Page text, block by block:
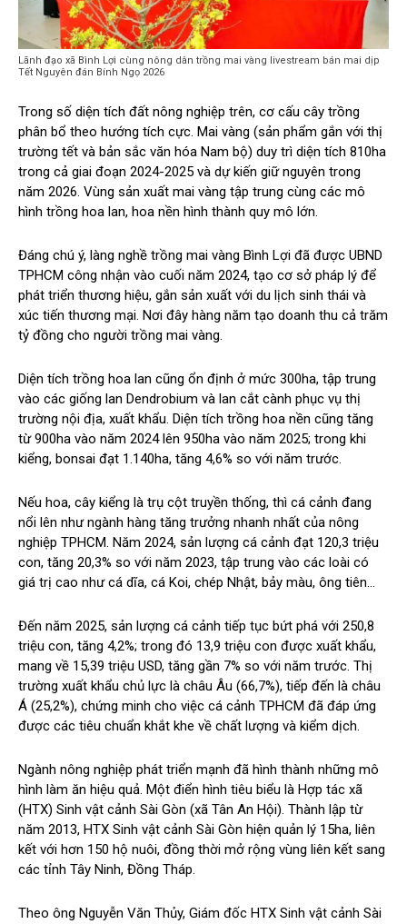
Lãnh đạo xã Bình Lợi cùng nông dân trồng mai vàng livestream bán mai dịp
Tết Nguyên đán Bính Ngọ 2026
Trong số diện tích đất nông nghiệp trên, cơ cấu cây trồng
phân bổ theo hướng tích cực. Mai vàng (sản phẩm gắn với thị
trường tết và bản sắc văn hóa Nam bộ) duy trì diện tích 810ha
trong cả giai đoạn 2024-2025 và dự kiến giữ nguyên trong
năm 2026. Vùng sản xuất mai vàng tập trung cùng các mô
hình trồng hoa lan, hoa nền hình thành quy mô lớn.
Đáng chú ý, làng nghề trồng mai vàng Bình Lợi đã được UBND
TPHCM công nhận vào cuối năm 2024, tạo cơ sở pháp lý để
phát triển thương hiệu, gắn sản xuất với du lịch sinh thái và
xúc tiến thương mại. Nơi đây hàng năm tạo doanh thu cả trăm
tỷ đồng cho người trồng mai vàng.
Diện tích trồng hoa lan cũng ổn định ở mức 300ha, tập trung
vào các giống lan Dendrobium và lan cắt cành phục vụ thị
trường nội địa, xuất khẩu. Diện tích trồng hoa nền cũng tăng
từ 900ha vào năm 2024 lên 950ha vào năm 2025; trong khi
kiểng, bonsai đạt 1.140ha, tăng 4,6% so với năm trước.
Nếu hoa, cây kiểng là trụ cột truyền thống, thì cá cảnh đang
nổi lên như ngành hàng tăng trưởng nhanh nhất của nông
nghiệp TPHCM. Năm 2024, sản lượng cá cảnh đạt 120,3 triệu
con, tăng 20,3% so với năm 2023, tập trung vào các loài có
giá trị cao như cá dĩa, cá Koi, chép Nhật, bảy màu, ông tiên…
Đến năm 2025, sản lượng cá cảnh tiếp tục bứt phá với 250,8
triệu con, tăng 4,2%; trong đó 13,9 triệu con được xuất khẩu,
mang về 15,39 triệu USD, tăng gần 7% so với năm trước. Thị
trường xuất khẩu chủ lực là châu Âu (66,7%), tiếp đến là châu
Á (25,2%), chứng minh cho việc cá cảnh TPHCM đã đáp ứng
được các tiêu chuẩn khắt khe về chất lượng và kiểm dịch.
Ngành nông nghiệp phát triển mạnh đã hình thành những mô
hình làm ăn hiệu quả. Một điển hình tiêu biểu là Hợp tác xã
(HTX) Sinh vật cảnh Sài Gòn (xã Tân An Hội). Thành lập từ
năm 2013, HTX Sinh vật cảnh Sài Gòn hiện quản lý 15ha, liên
kết với hơn 150 hộ nuôi, đồng thời mở rộng vùng liên kết sang
các tỉnh Tây Ninh, Đồng Tháp.
Theo ông Nguyễn Văn Thủy, Giám đốc HTX Sinh vật cảnh Sài